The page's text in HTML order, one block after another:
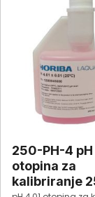
250-PH-4 pH
otopina za
kalibriranje